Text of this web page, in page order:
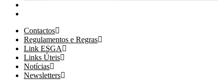
Contactos
Regulamentos e Regras
Link ESGA
Links Úteis
Notícias
Newsletters